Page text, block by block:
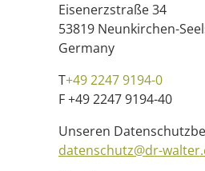
Eisenerzstraße 34
53819 Neunkirchen-
Germany
T+49 2247 9194-0
F +49 2247 9194-40
Unseren
datenschutz@dr-